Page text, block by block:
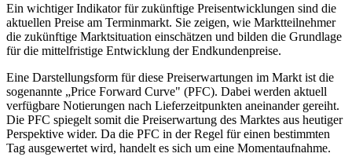
Ein wichtiger Indikator für zukünftige Preisentwicklungen sind die
aktuellen Preise am Terminmarkt. Sie zeigen, wie Marktteilnehmer
die zukünftige Marktsituation einschätzen und bilden die Grundlage
für die mittelfristige Entwicklung der Endkundenpreise.
Eine Darstellungsform für diese Preiserwartungen im Markt ist die
sogenannte „Price Forward Curve" (PFC). Dabei werden aktuell
verfügbare Notierungen nach Lieferzeitpunkten aneinander gereiht.
Die PFC spiegelt somit die Preiserwartung des Marktes aus heutiger
Perspektive wider. Da die PFC in der Regel für einen bestimmten
Tag ausgewertet wird, handelt es sich um eine Momentaufnahme.